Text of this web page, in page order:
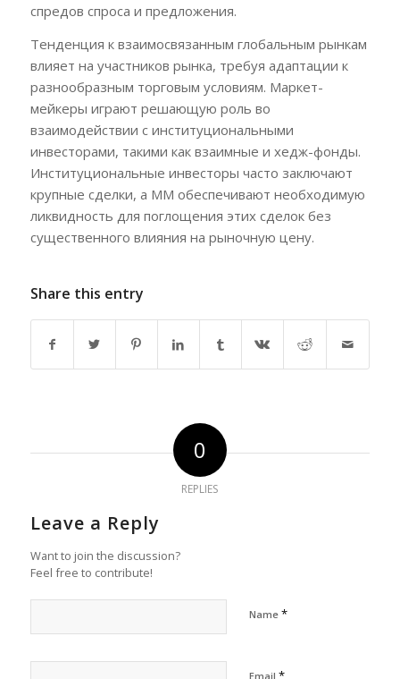
спредов спроса и предложения.
Тенденция к взаимосвязанным глобальным рынкам
влияет на участников рынка, требуя адаптации к
разнообразным торговым условиям. Маркет-
мейкеры играют решающую роль во
взаимодействии с институциональными
инвесторами, такими как взаимные и хедж-фонды.
Институциональные инвесторы часто заключают
крупные сделки, а ММ обеспечивают необходимую
ликвидность для поглощения этих сделок без
существенного влияния на рыночную цену.
Share this entry
0
REPLIES
Leave a Reply
Want to join the discussion?
Feel free to contribute!
Name *
Email *